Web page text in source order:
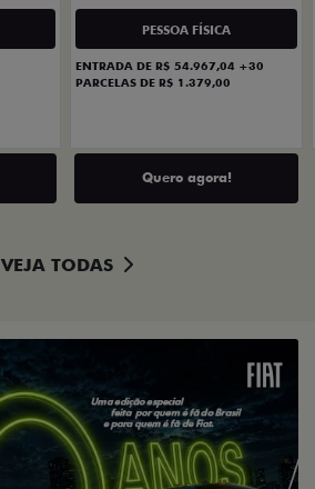
PESSOA FÍSICA
ENTRADA DE R$ 54.967,04 +30
PARCELAS DE R$ 1.379,00
Quero agora!
VEJA TODAS